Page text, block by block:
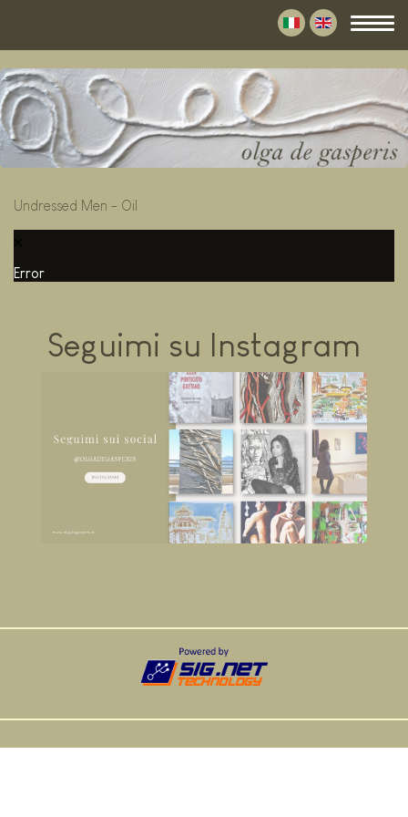
Undressed Men - Oil
Error
Seguimi su Instagram